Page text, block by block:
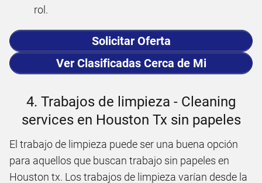
rol.
Solicitar Oferta
Ver Clasificadas Cerca de Mi
4. Trabajos de limpieza - Cleaning
services en Houston Tx sin papeles
El trabajo de limpieza puede ser una buena opción
para aquellos que buscan trabajo sin papeles en
Houston tx. Los trabajos de limpieza varían desde la